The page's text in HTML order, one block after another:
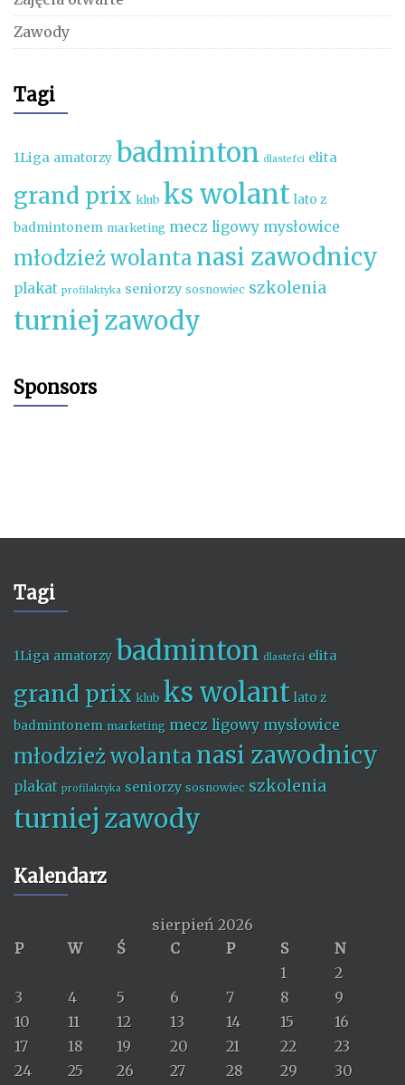
Zawody
Tagi
1Liga amatorzy badminton dlastefci elita
grand prix klub ks wolant lato z
badmintonem marketing mecz ligowy mysłowice
młodzież wolanta nasi zawodnicy
plakat profilaktyka seniorzy sosnowiec szkolenia
turniej zawody
Sponsors
Tagi
1Liga amatorzy badminton dlastefci elita
grand prix klub ks wolant lato z
badmintonem marketing mecz ligowy mysłowice
młodzież wolanta nasi zawodnicy
plakat profilaktyka seniorzy sosnowiec szkolenia
turniej zawody
Kalendarz
sierpień 2026
P
W Ś C P S
N
1
2
3
4 5 6 7 8
9
10
11 12 13 14 15
16
17
18 19 20 21 22
23
24
25 26 27 28 29
30